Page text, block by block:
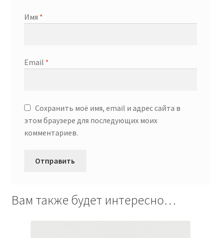
Имя *
Email *
Сохранить моё имя, email и адрес сайта в
этом браузере для последующих моих
комментариев.
Вам также будет интересно…